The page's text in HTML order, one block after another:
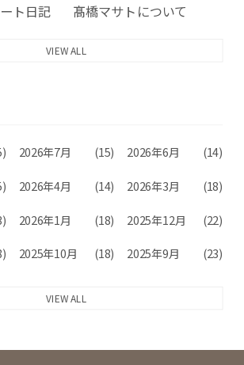
ト日記 髙橋マサトについて
VIEW ALL
2026年7月 (15) 2026年6月 (14)
2026年4月 (14) 2026年3月 (18)
2026年1月 (18) 2025年12月 (22)
2025年10月 (18) 2025年9月 (23)
VIEW ALL